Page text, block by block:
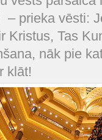
prieka vēsti:
Kristus, Tas
nāk pie
klāt!